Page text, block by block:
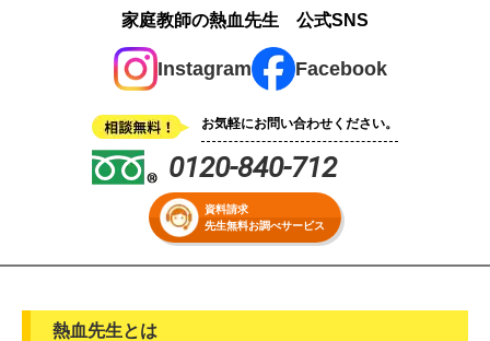
家庭教師の熱血先生 公式SNS
Instagram Facebook
お気軽にお問い合わせください。
0120-840-712
資料請求
先生無料お調べサービス
熱血先生とは